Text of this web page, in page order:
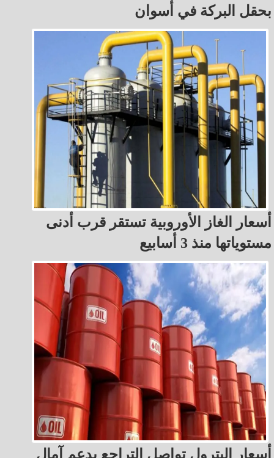
بحقل البركة في أسوان
أسعار الغاز الأوروبية تستقر قرب أدنى
مستوياتها منذ 3 أسابيع
أسعار البترول تواصل التراجع بدعم آمال